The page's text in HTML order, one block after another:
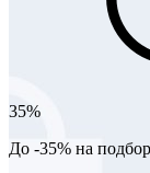
35%
До -35% на